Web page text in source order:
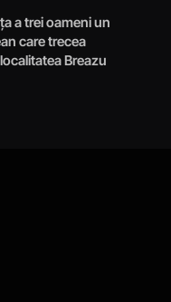
a trei oameni un
care trecea
Breazu